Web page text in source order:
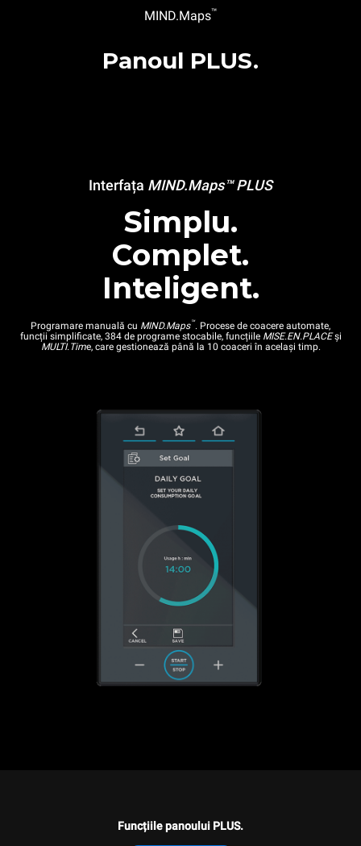
MIND.Maps™
Panoul PLUS.
Interfața MIND.Maps™ PLUS
Simplu.
Complet.
Inteligent.
Programare manuală cu MIND.Maps™. Procese de coacere automate,
funcții simplificate, 384 de programe stocabile, funcțiile MISE.EN.PLACEși
MULTI.Time, care gestionează până la 10 coaceri în același timp.
Funcțiile panoului PLUS.